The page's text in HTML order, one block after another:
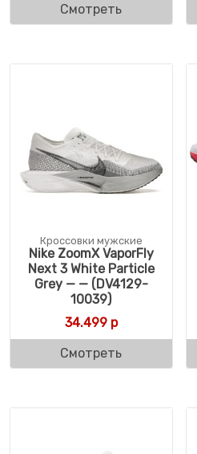
Смотреть
Кроссовки мужские
Nike ZoomX VaporFly
Next 3 White Particle
Grey — — (DV4129-
10039)
34.499р
Смотреть